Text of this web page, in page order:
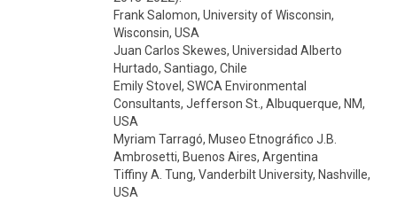
Frank Salomon, University of Wisconsin,
Wisconsin, USA
Juan Carlos Skewes, Universidad Alberto
Hurtado, Santiago, Chile
Emily Stovel, SWCA Environmental
Consultants, Jefferson St., Albuquerque, NM,
USA
Myriam Tarragó, Museo Etnográfico J.B.
Ambrosetti, Buenos Aires, Argentina
Tiffiny A. Tung, Vanderbilt University, Nashville,
USA